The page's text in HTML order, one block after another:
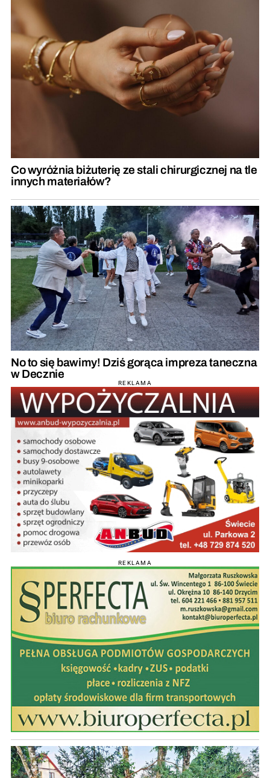
Co wyróżnia biżuterię ze stali chirurgicznej na tle
innych materiałów?
No to się bawimy! Dziś gorąca impreza taneczna
w Decznie
REKLAMA
REKLAMA